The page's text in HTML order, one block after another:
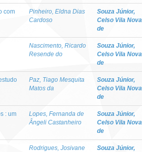
com
Pinheiro, Eldna Dias
Cardoso
Souza Júnior,
Celso Vila Nova
de
Nascimento, Ricardo
Resende do
Souza Júnior,
Celso Vila Nova
de
Paz, Tiago Mesquita
Matos da
Souza Júnior,
Celso Vila Nova
de
: um
Lopes, Fernanda de
Ângeli Castanheiro
Souza Júnior,
Celso Vila Nova
de
Rodrigues, Josivane
Souza Júnior,